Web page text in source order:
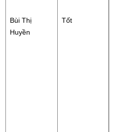
Bùi Thị
Huyền
Tốt